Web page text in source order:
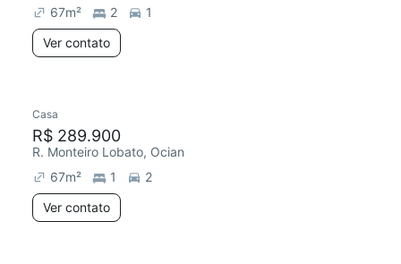
67m² 2
1
Ver contato
Casa
R$ 289.900
R. Monteiro Lobato, Ocian
67m² 1
2
Ver contato